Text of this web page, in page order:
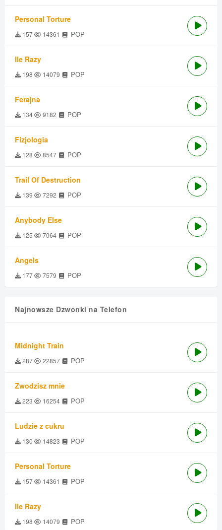
Personal Torture
157 14361 POP
Ile Razy
198 14079 POP
Ferajna
134 9182 POP
Fizjologia
128 8547 POP
Trail Of Destruction
139 7292 POP
Anybody Else
125 7064 POP
Angels
177 7579 POP
Najnowsze Dzwonki na Telefon
Midnight Train
287 22857 POP
Zwodzisz mnie
223 16254 POP
Ludzie z cukru
130 14823 POP
Personal Torture
157 14361 POP
Ile Razy
198 14079 POP